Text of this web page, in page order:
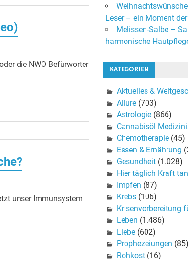
die NWO Befürworter
unser Immunsystem
Leser – ein Moment
Melissen-Salbe –
harmonische
KATEGORIEN
Aktuelles &
Allure(703)
Astrologie(866)
Cannabisöl
Chemotherapie(45)
Essen & Ernährung
Gesundheit(1.028)
Hier täglich Kraft
Impfen (87)
Krebs(106)
Krisenvorbereitung
Leben (1.486)
Liebe(602)
Prophezeiungen (85)
Rohkost(16)